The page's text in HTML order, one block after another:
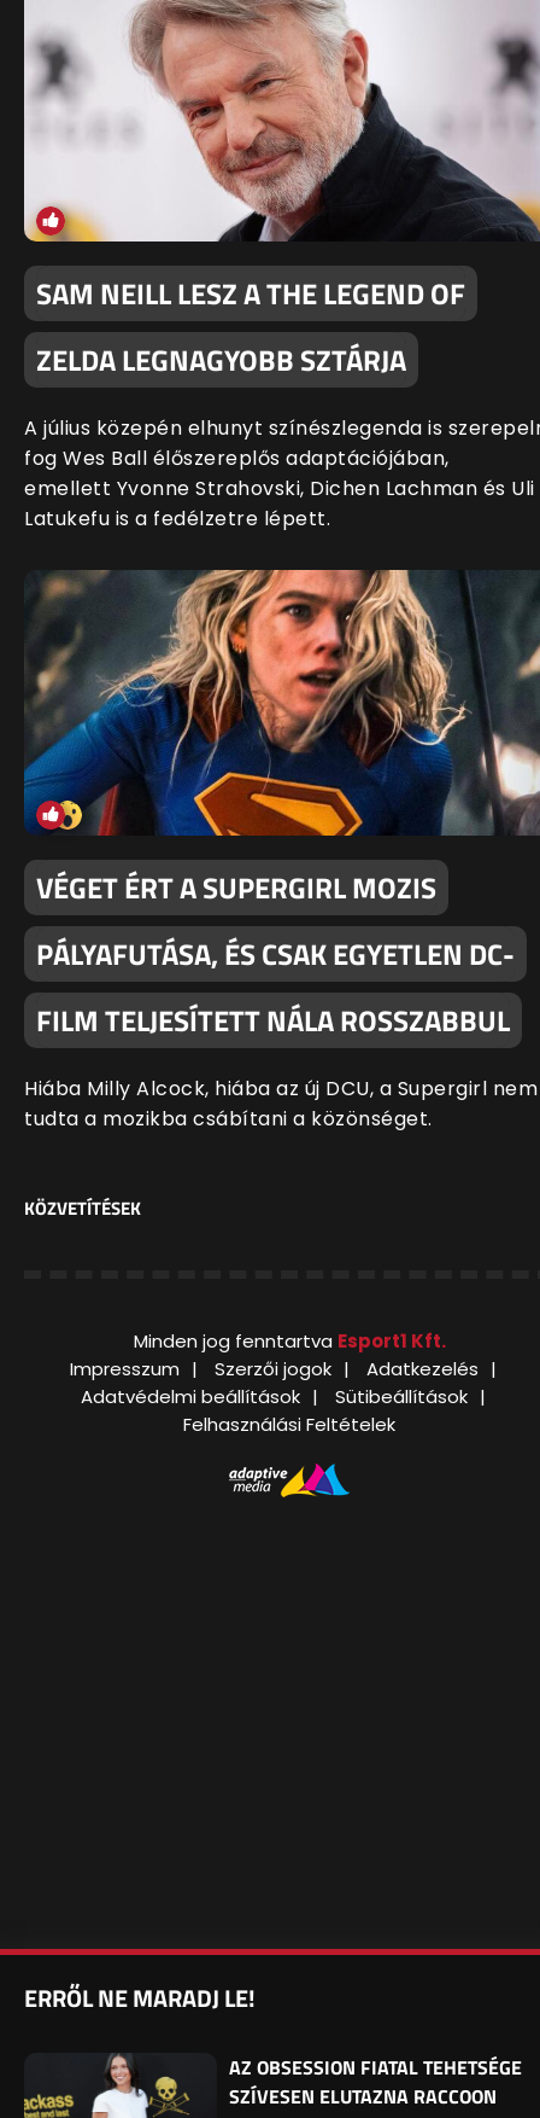
SAM NEILL LESZ A THE LEGEND OF
ZELDA LEGNAGYOBB SZTÁRJA
A július közepén elhunyt színészlegenda is
fog Wes Ball élőszereplős adaptációjában,
emellett Yvonne Strahovski, Dichen Lachman és Uli
Latukefu is a fedélzetre lépett.
VÉGET ÉRT A SUPERGIRL MOZIS
PÁLYAFUTÁSA, ÉS CSAK EGYETLEN DC-
FILM TELJESÍTETT NÁLA ROSSZABBUL
Hiába Milly Alcock, hiába az új DCU, a Supergirl nem
tudta a mozikba csábítani a közönséget.
KÖZVETÍTÉSEK
Minden jog fenntartva Esport1 Kft.
Impresszum
Szerzői jogok
Adatkezelés
Adatvédelmi beállítások
Sütibeállítások
Felhasználási Feltételek
ERRŐL NE MARADJ LE!
AZ OBSESSION FIATAL TEHETSÉGE
SZÍVESEN ELUTAZNA RACCOON